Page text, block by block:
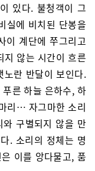
있다. 불청객이 그
실에 비치된 단봉을
이 계단에 쭈그리고
지 않는 시간이 흐른
란 반달이 보인다.
른 하늘 은하수, 하
리… 자그마한 소리
구별되지 않을 만
. 소리의 정체는 명
이를 앙다물고, 품